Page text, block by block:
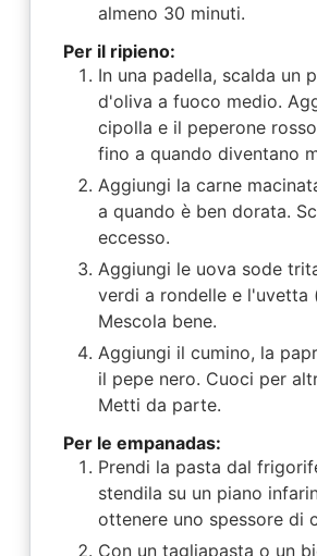
almeno 30 minuti.
Per il ripieno:
In una padella, scalda un
d'oliva a fuoco medio.
cipolla e il peperone
fino a quando diventano
Aggiungi la carne
a quando è ben dorata.
eccesso.
Aggiungi le uova sode
verdi a rondelle e l'uvetta
Mescola bene.
Aggiungi il cumino, la
il pepe nero. Cuoci per
Metti da parte.
Per le empanadas:
Prendi la pasta dal
stendila su un piano
ottenere uno spessore di
Con un tagliapasta o un